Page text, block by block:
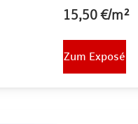
15,50 €/m²
Zum Exposé